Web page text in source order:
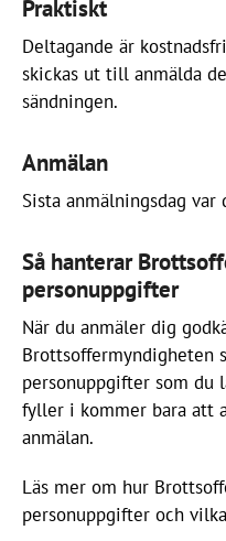
Praktiskt
Deltagande är
skickas ut till anmälda
sändningen.
Anmälan
Sista anmälningsdag
Så hanterar
personuppgifter
När du anmäler dig
Brottsoffermyndigheten
personuppgifter som du
fyller i kommer bara att
anmälan.
Läs mer om hur
personuppgifter och